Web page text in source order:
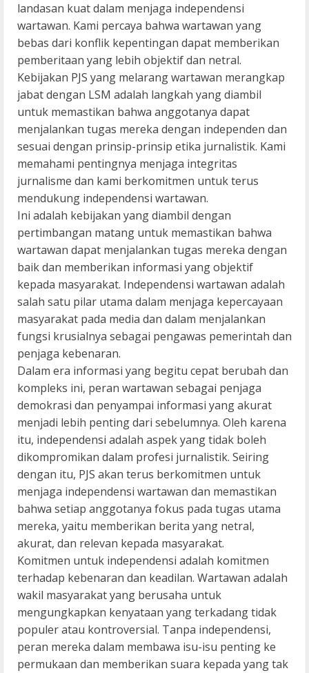
landasan kuat dalam menjaga independensi
wartawan. Kami percaya bahwa wartawan yang
bebas dari konflik kepentingan dapat memberikan
pemberitaan yang lebih objektif dan netral.
Kebijakan PJS yang melarang wartawan merangkap
jabat dengan LSM adalah langkah yang diambil
untuk memastikan bahwa anggotanya dapat
menjalankan tugas mereka dengan independen dan
sesuai dengan prinsip-prinsip etika jurnalistik. Kami
memahami pentingnya menjaga integritas
jurnalisme dan kami berkomitmen untuk terus
mendukung independensi wartawan.
Ini adalah kebijakan yang diambil dengan
pertimbangan matang untuk memastikan bahwa
wartawan dapat menjalankan tugas mereka dengan
baik dan memberikan informasi yang objektif
kepada masyarakat. Independensi wartawan adalah
salah satu pilar utama dalam menjaga kepercayaan
masyarakat pada media dan dalam menjalankan
fungsi krusialnya sebagai pengawas pemerintah dan
penjaga kebenaran.
Dalam era informasi yang begitu cepat berubah dan
kompleks ini, peran wartawan sebagai penjaga
demokrasi dan penyampai informasi yang akurat
menjadi lebih penting dari sebelumnya. Oleh karena
itu, independensi adalah aspek yang tidak boleh
dikompromikan dalam profesi jurnalistik. Seiring
dengan itu, PJS akan terus berkomitmen untuk
menjaga independensi wartawan dan memastikan
bahwa setiap anggotanya fokus pada tugas utama
mereka, yaitu memberikan berita yang netral,
akurat, dan relevan kepada masyarakat.
Komitmen untuk independensi adalah komitmen
terhadap kebenaran dan keadilan. Wartawan adalah
wakil masyarakat yang berusaha untuk
mengungkapkan kenyataan yang terkadang tidak
populer atau kontroversial. Tanpa independensi,
peran mereka dalam membawa isu-isu penting ke
permukaan dan memberikan suara kepada yang tak